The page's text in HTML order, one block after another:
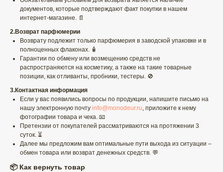
документов, которые подтверждают факт покупки в нашем
интернет-магазине. 📄
2.Возврат парфюмерии
Возврату подлежит только парфюмерия в заводской упаковке и в
полноценных флаконах. 🧴
Гарантии по обмену или возмещению средств не
распространяются на косметику, а также на такие товарные
позиции, как отливанты, пробники, тестеры. 🚫
3.Контактная информация
Если у вас появились вопросы по продукции, напишите письмо на
нашу электронную почту info@monodeur.ru, приложите к нему
фотографии товара и чека. 📧
Претензии от покупателей рассматриваются на протяжении 3
суток. ⏳
Далее мы предложим вам оптимальные пути выхода из ситуации –
обмен товара или возврат денежных средств. 💬
📦 Как вернуть товар